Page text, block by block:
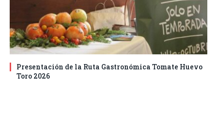
Presentación de la Ruta Gastronómica Tomate Huevo
Toro 2026